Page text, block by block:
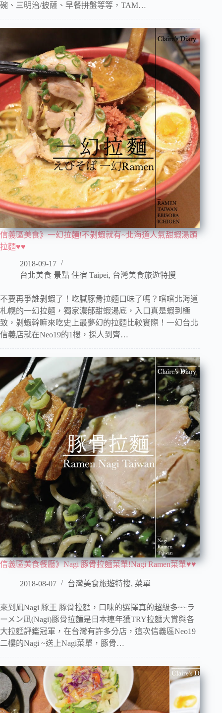
碗、三明治/披薩、早餐拼盤等等，TAM…
信義區美食》一幻拉麵!不剝蝦就有~北海道人氣甜蝦湯頭
拉麵♥♥
2018-09-17
台北美食 景點 住宿 Taipei, 台灣美食旅遊特搜
不要再爭誰剝蝦了！吃膩豚骨拉麵口味了嗎？嚐嚐北海道
札幌的一幻拉麵，獨家濃郁甜蝦湯底，入口真是蝦到極
致，剝蝦幹嘛來吃史上最夢幻的拉麵比較實際！一幻台北
信義店就在Neo19的1樓，採人到齊…
信義區美食餐廳》Nagi 豚骨拉麵菜單!Nagi Ramen菜單♥♥
2018-08-07 台灣美食旅遊特搜, 菜單
來到凪Nagi 豚王 豚骨拉麵，口味的選擇真的超級多~~ラ
ーメン凪(Nagi)豚骨拉麵是日本連年獲TRY拉麵大賞與各
大拉麵評鑑冠軍，在台灣有許多分店，這次信義區Neo19
二樓的Nagi ~送上Nagi菜單，豚骨…